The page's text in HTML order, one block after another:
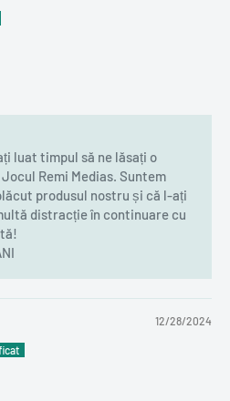
luat timpul să ne lăsați o
Remi Medias. Suntem
produsul nostru și că l-ați
distracție în continuare cu
12/28/2024